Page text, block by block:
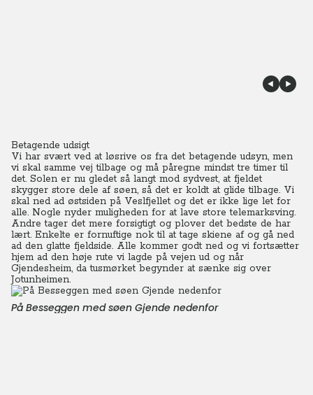
Betagende udsigt
Vi har svært ved at løsrive os fra det betagende udsyn, men
vi skal samme vej tilbage og må påregne mindst tre timer til
det. Solen er nu gledet så langt mod sydvest, at fjeldet
skygger store dele af søen, så det er koldt at glide tilbage. Vi
skal ned ad østsiden på Veslfjellet og det er ikke lige let for
alle. Nogle nyder muligheden for at lave store telemarksving.
Andre tager det mere forsigtigt og plover det bedste de har
lært. Enkelte er fornuftige nok til at tage skiene af og gå ned
ad den glatte fjeldside. Alle kommer godt ned og vi fortsætter
hjem ad den høje rute vi lagde på vejen ud og når
Gjendesheim, da tusmørket begynder at sænke sig over
Jotunheimen.
På Besseggen med søen Gjende nedenfor